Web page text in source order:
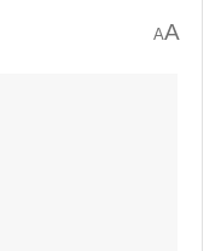
AA